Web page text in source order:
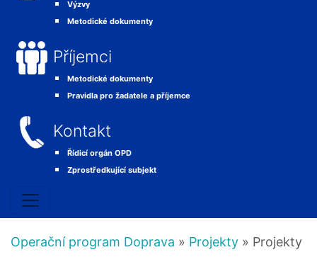
Výzvy
Metodické dokumenty
Příjemci
Metodické dokumenty
Pravidla pro žadatele a příjemce
Kontakt
Řídicí orgán OPD
Zprostředkující subjekt
Operační program Doprava » Projekty » Projekty